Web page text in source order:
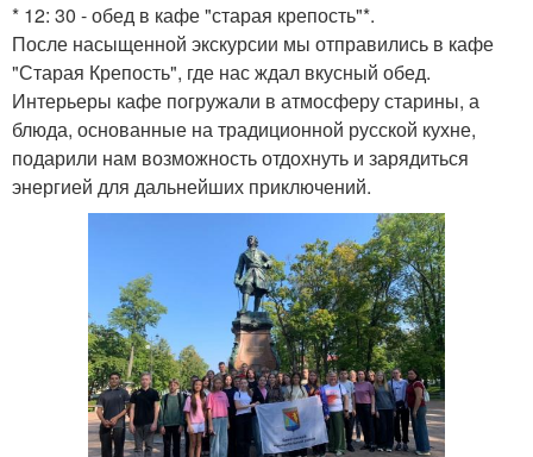
* 12: 30 - обед в кафе "старая крепость"*.
После насыщенной экскурсии мы отправились в кафе
"Старая Крепость", где нас ждал вкусный обед.
Интерьеры кафе погружали в атмосферу старины, а
блюда, основанные на традиционной русской кухне,
подарили нам возможность отдохнуть и зарядиться
энергией для дальнейших приключений.